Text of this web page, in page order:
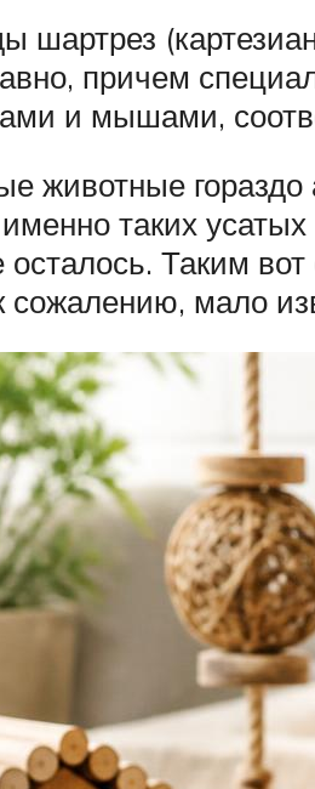
шартрез
причем
и мышами,
животные гораздо
таких
Таким
сожалению, мало